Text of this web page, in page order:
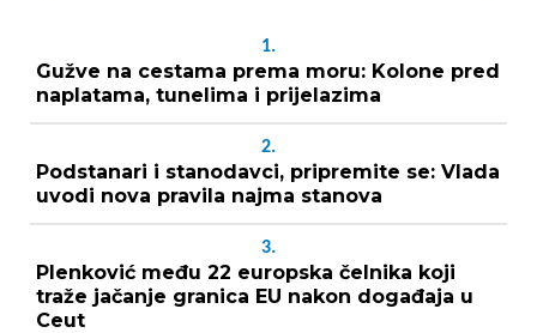
1.
Gužve na cestama prema moru: Kolone pred
naplatama, tunelima i prijelazima
2.
Podstanari i stanodavci, pripremite se: Vlada
uvodi nova pravila najma stanova
3.
Plenković među 22 europska čelnika koji
traže jačanje granica EU nakon događaja u
Ceut